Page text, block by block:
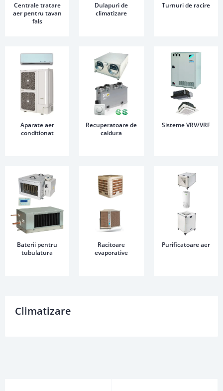
Centrale tratare
aer pentru tavan
fals
Dulapuri de
climatizare
Turnuri de racire
Aparate aer
conditionat
Recuperatoare de
caldura
Sisteme VRV/VRF
Baterii pentru
tubulatura
Racitoare
evaporative
Purificatoare aer
Climatizare